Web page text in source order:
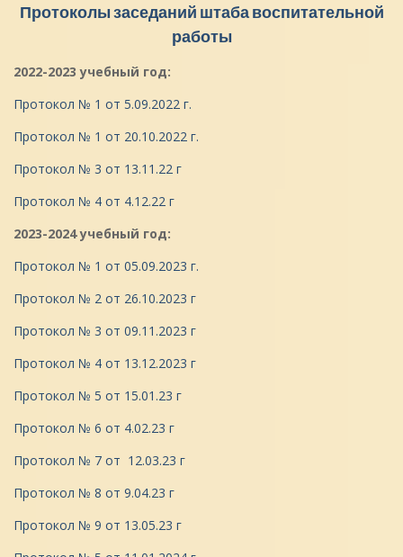
Протоколы заседаний штаба воспитательной
работы
2022-2023 учебный год:
Протокол № 1 от 5.09.2022 г.
Протокол № 1 от 20.10.2022 г.
Протокол № 3 от 13.11.22 г
Протокол № 4 от 4.12.22 г
2023-2024 учебный год:
Протокол № 1 от 05.09.2023 г.
Протокол № 2 от 26.10.2023 г
Протокол № 3 от 09.11.2023 г
Протокол № 4 от 13.12.2023 г
Протокол № 5 от 15.01.23 г
Протокол № 6 от 4.02.23 г
Протокол № 7 от 12.03.23 г
Протокол № 8 от 9.04.23 г
Протокол № 9 от 13.05.23 г